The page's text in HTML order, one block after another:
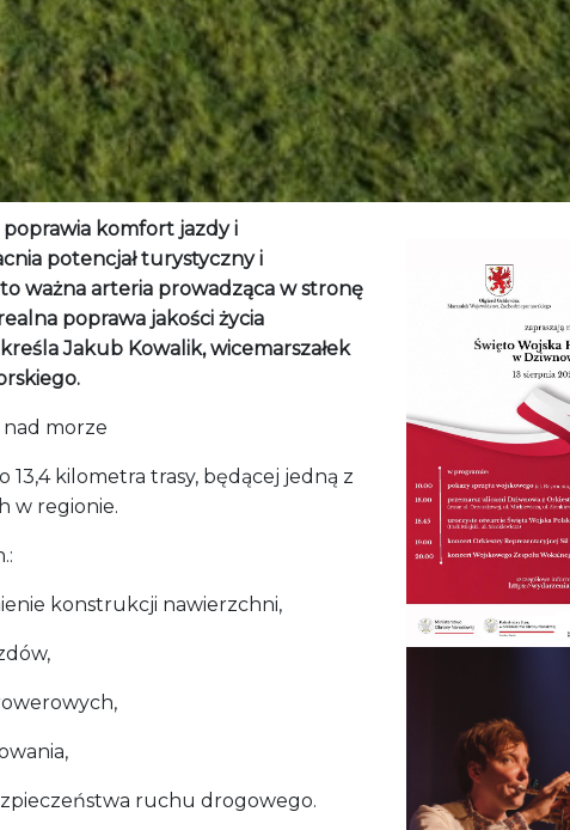
komfort jazdy i
potencjał turystyczny i
ważna arteria prowadząca w stronę
poprawa jakości życia
Jakub Kowalik, wicemarszałek
morze
13,4 kilometra trasy, będącej jedną z
w regionie.
konstrukcji nawierzchni,
ruchu drogowego.